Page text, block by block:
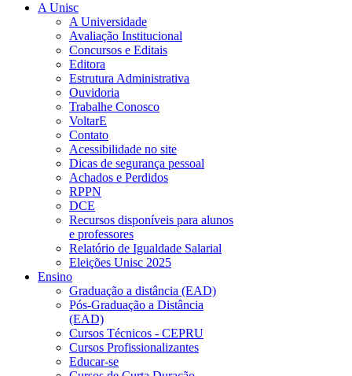
A Unisc
A Universidade
Avaliação Institucional
Concursos e Editais
Editora
Estrutura Administrativa
Ouvidoria
Trabalhe Conosco
VoltarE
Contato
Acessibilidade no site
Dicas de segurança pessoal
Achados e Perdidos
RPPN
DCE
Recursos disponíveis para alunos
e professores
Relatório de Igualdade Salarial
Eleições Unisc 2025
Ensino
Graduação a distância (EAD)
Pós-Graduação a Distância
(EAD)
Cursos Técnicos - CEPRU
Cursos Profissionalizantes
Educar-se